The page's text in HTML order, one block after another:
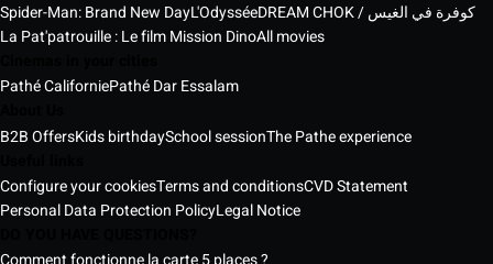
Spider-Man: Brand New DayL'Odyssée
DREAM CHOK / كوفرة في الغيس
La Pat'patrouille : Le film Mission DinoAll movies
Pathé CaliforniePathé Dar Essalam
B2B OffersKids birthdaySchool sessionThe Pathe experience
Configure your cookiesTerms and conditionsCVD Statement
Personal Data Protection PolicyLegal Notice